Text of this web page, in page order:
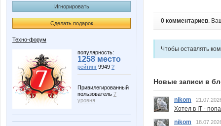
Игнорировать
Сделать подарок
Техно-форум
популярность:
1258 место
рейтинг 9949 ?
Привилегированный
пользователь 7
уровня
0 комментариев.
Чтобы оставлять
Новые записи в
nikom
Хотел в IT -
nikom